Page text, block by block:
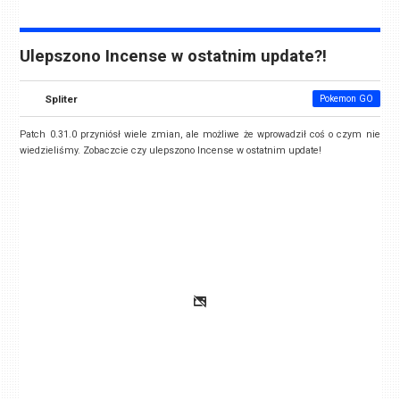
Ulepszono Incense w ostatnim update?!
Spliter Pokemon GO
Patch 0.31.0 przyniósł wiele zmian, ale możliwe że wprowadził coś o czym nie
wiedzieliśmy. Zobaczcie czy ulepszono Incense w ostatnim update!